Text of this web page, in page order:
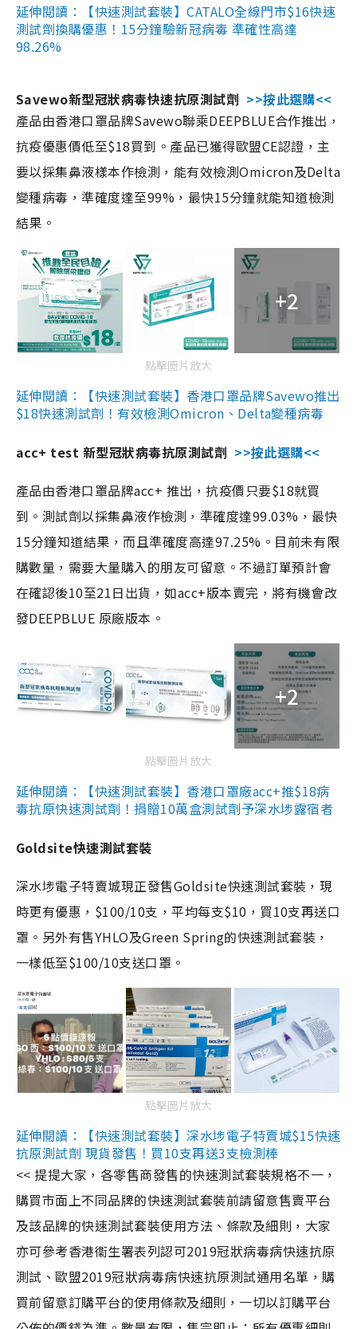
延伸閱讀：【快速測試套裝】CATALO全線門市$16快速
測試劑換購優惠！15分鐘驗新冠病毒 準確性高達
98.26%
Savewo新型冠狀病毒快速抗原測試劑 >>按此選購<<
產品由香港口罩品牌Savewo聯乘DEEPBLUE合作推出，
抗疫優惠價低至$18買到。產品已獲得歐盟CE認證，主
要以採集鼻液樣本作檢測，能有效檢測Omicron及Delta
變種病毒，準確度達至99%，最快15分鐘就能知道檢測
結果。
+2
點擊圖片放大
延伸閱讀：【快速測試套裝】香港口罩品牌Savewo推出
$18快速測試劑！有效檢測Omicron、Delta變種病毒
acc+ test 新型冠狀病毒抗原測試劑 >>按此選購<<
產品由香港口罩品牌acc+ 推出，抗疫價只要$18就買
到。測試劑以採集鼻液作檢測，準確度達99.03%，最快
15分鐘知道結果，而且準確度高達97.25%。目前未有限
購數量，需要大量購入的朋友可留意。不過訂單預計會
在確認後10至21日出貨，如acc+版本賣完，將有機會改
發DEEPBLUE 原廠版本。
+2
點擊圖片放大
延伸閱讀：【快速測試套裝】香港口罩廠acc+推$18病
毒抗原快速測試劑！捐贈10萬盒測試劑予深水埗露宿者
Goldsite快速測試套裝
深水埗電子特賣城現正發售Goldsite快速測試套裝，現
時更有優惠，$100/10支，平均每支$10，買10支再送口
罩。另外有售YHLO及Green Spring的快速測試套裝，
一樣低至$100/10支送口罩。
點擊圖片放大
延伸閱讀：【快速測試套裝】深水埗電子特賣城$15快速
抗原測試劑 現貨發售！買10支再送3支檢測棒
<< 提提大家，各零售商發售的快速測試套裝規格不一，
購買市面上不同品牌的快速測試套裝前請留意售賣平台
及該品牌的快速測試套裝使用方法、條款及細則，大家
亦可參考香港衞生署表列認可2019冠狀病毒病快速抗原
測試、歐盟2019冠狀病毒病快速抗原測試通用名單，購
買前留意訂購平台的使用條款及細則，一切以訂購平台